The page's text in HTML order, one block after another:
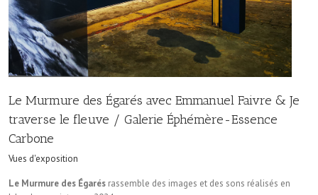
Le Murmure des Égarés avec Emmanuel Faivre & Je
traverse le fleuve / Galerie Éphémère-Essence
Carbone
Vues d'exposition
Le Murmure des Égarés rassemble des images et des sons réalisés en